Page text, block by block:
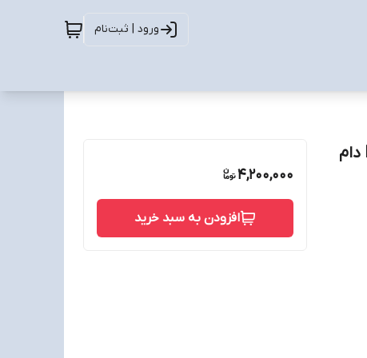
ورود | ثبت‌نام
دوربین مداربسته داهوا مدل Dahua hdw 1500 TLMP A دام
4,200,000
افزودن به سبد خرید